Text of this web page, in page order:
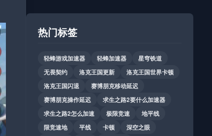
热门标签
轻蜂游戏加速器 轻蜂加速器
星穹铁道
无畏契约
洛克王国更新
洛克王国世界卡顿
洛克王国闪退
赛博朋克移动延迟
赛博朋克操作延迟
求生之路2要什么加速器
求生之路2怎么加速
极限竞速
地平线
限竞速地
平线 卡顿
深空之眼